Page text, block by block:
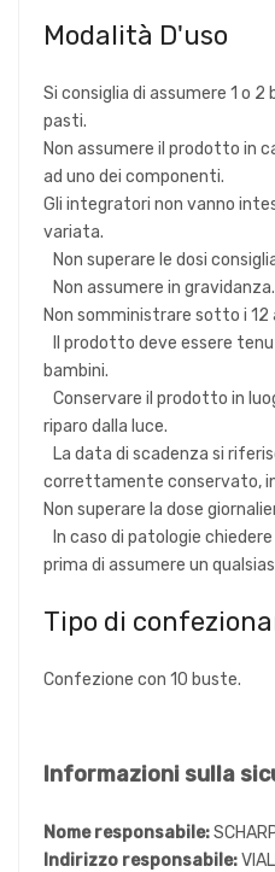
Modalità D'uso
Si consiglia di assumere 1 o
pasti.
Non assumere il prodotto in
ad uno dei componenti.
Gli integratori non vanno
variata.
Non superare le dosi
Non assumere in gravidanza.
Non somministrare sotto i 12
Il prodotto deve essere
bambini.
Conservare il prodotto in
riparo dalla luce.
La data di scadenza si
correttamente conservato,
Non superare la dose
In caso di patologie
prima di assumere un
Tipo di
Confezione con 10 buste.
Informazioni sulla
Nome responsabile:
Indirizzo responsabile: